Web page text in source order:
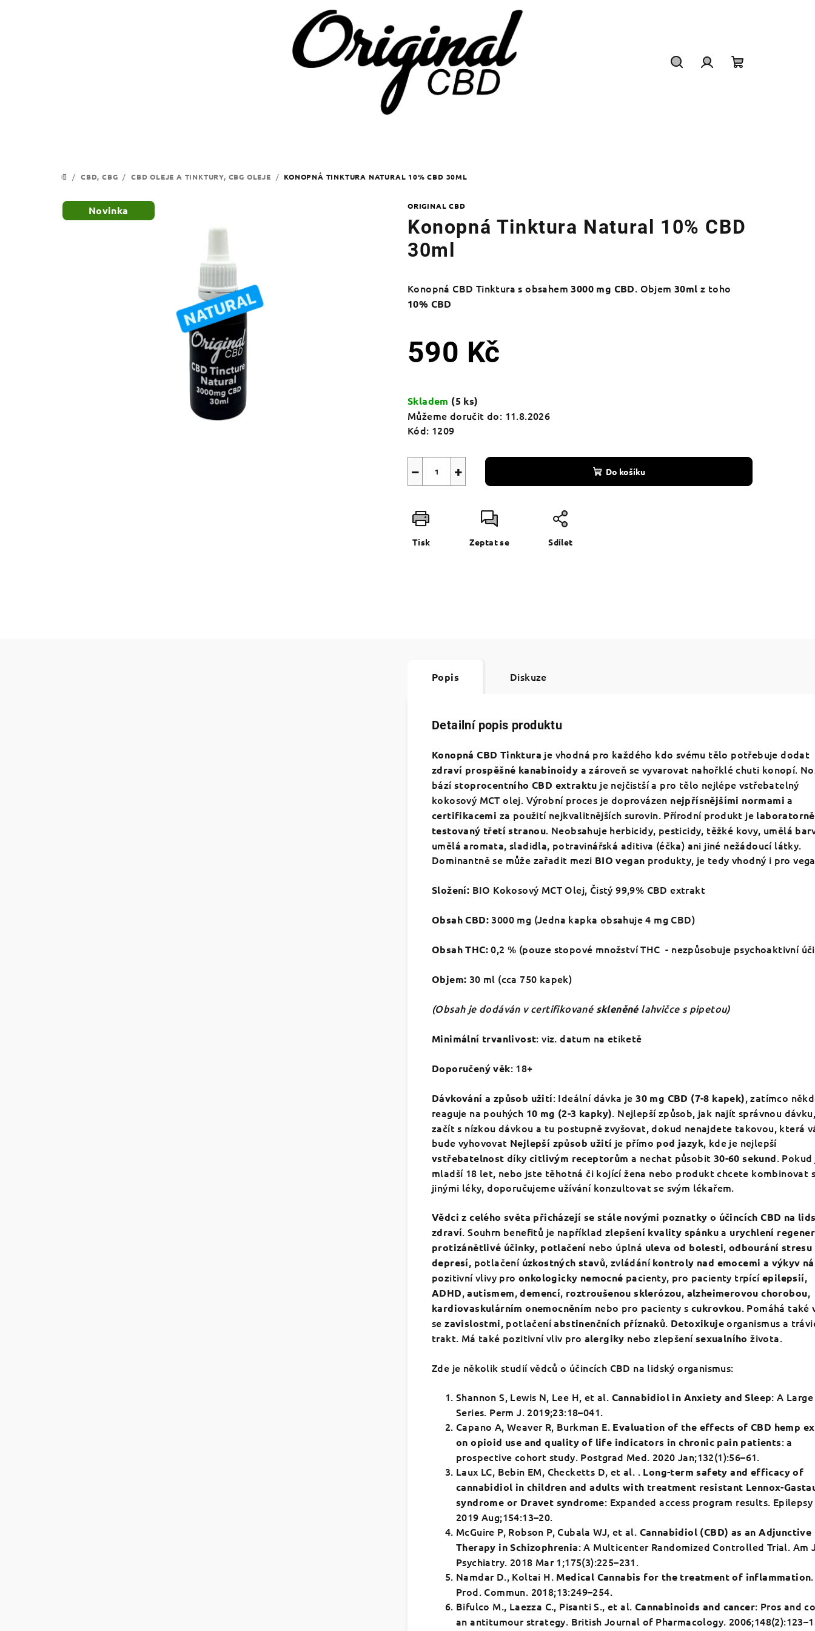
DOMŮ
/ CBD, CBG / CBD OLEJE A TINKTURY, CBG OLEJE / KONOPNÁ TINKTURA NATURAL 10% CBD 30ML
ORIGINAL CBD
Konopná Tinktura Natural 10% CBD
30ml
Konopná CBD Tinktura s obsahem3000 mg CBD. Objem30ml z toho
10% CBD
590 Kč
cena:
Skladem (5 ks)
Můžeme doručit do: 11.8.2026
Kód: 1209
+
− Do košíku
Tisk Zeptat se Sdílet
Novinka
Popis Diskuze
Detailní popis produktu
Konopná CBD Tinktura je vhodná pro každého kdo svému tělo potřebuje dodat
zdraví prospěšné kanabinoidy a zároveň se vyvarovat nahořklé chuti konopí.
bázístoprocentního CBD extraktu je nejčistší a pro tělo nejlépe vstřebatelný
kokosový MCT olej. Výrobní proces je doprovázen nejpřísnějšími normami a
certifikacemi za použití nejkvalitnějších surovin. Přírodní produkt je laboratorně
testovaný třetí stranou. Neobsahuje herbicidy, pesticidy, těžké kovy, umělá
umělá aromata, sladidla, potravinářská aditiva (éčka) ani jiné nežádoucí látky.
Dominantně se může zařadit mezi BIO vegan produkty, je tedy vhodný i pro
Složení: BIO Kokosový MCT Olej, Čistý 99,9% CBD extrakt
Obsah CBD:3000 mg (Jedna kapka obsahuje 4 mg CBD)
Obsah THC:0,2 % (pouze stopové množství THC - nezpůsobuje psychoaktivní
Objem: 30 ml (cca 750 kapek)
(Obsah je dodáván v certifikované skleněnélahvičce s pipetou)
Minimální trvanlivost: viz. datum na etiketě
Doporučený věk: 18+
Dávkování a způsob užití: Ideální dávka je30 mg CBD (7-8 kapek), zatímco
reaguje na pouhých 10 mg (2-3 kapky). Nejlepší způsob, jak najít správnou
začít s nízkou dávkou a tu postupně zvyšovat, dokud nenajdete takovou, která
bude vyhovovat Nejlepší způsob užití je přímo pod jazyk, kde je nejlepší
vstřebatelnost díkycitlivým receptorům a nechat působit 30-60 sekund.
mladší 18 let, nebo jste těhotná či kojící žena nebo produkt chcete kombinovat
jinými léky, doporučujeme užívání konzultovat se svým lékařem.
Vědci z celého světa přicházejí se stále novými poznatky o účincích CBD na
zdraví. Souhrn benefitů je například zlepšení kvality spánkua urychlení
protizánětlivé účinky, potlačení nebo úplná uleva od bolesti, odbourání stresu
depresí, potlačení úzkostných stavů, zvládáníkontroly nad emocemi a výkyv
pozitivní vlivy pro onkologicky nemocné pacienty, pro pacienty trpícíepilepsií,
ADHD,autismem,demencí, roztroušenou sklerózou, alzheimerovou chorobou,
kardiovaskulárním onemocněním nebo pro pacienty scukrovkou. Pomáhá také
sezavislostmi, potlačeníabstinenčních příznaků. Detoxikujeorganismus a
trakt. Má také pozitivní vliv pro alergiky nebo zlepšenísexualního života.
Zde je několik studií vědců o účincích CBD na lidský organismus:
Shannon S, Lewis N, Lee H, et al. Cannabidiol in Anxiety and Sleep: A Large
Series. Perm J. 2019;23:18–041.
Capano A, Weaver R, Burkman E. Evaluation of the effects of CBD hemp
on opioid use and quality of life indicators in chronic pain patients: a
prospective cohort study. Postgrad Med. 2020 Jan;132(1):56–61.
Laux LC, Bebin EM, Checketts D, et al. . Long-term safety and efficacy of
cannabidiol in children and adults with treatment resistant Lennox-
syndrome or Dravet syndrome: Expanded access program results. Epilepsy
2019 Aug;154:13–20.
McGuire P, Robson P, Cubala WJ, et al. Cannabidiol (CBD) as an Adjunctive
Therapy in Schizophrenia: A Multicenter Randomized Controlled Trial. Am
Psychiatry. 2018 Mar 1;175(3):225–231.
Namdar D., Koltai H. Medical Cannabis for the treatment of inflammation
Prod. Commun. 2018;13:249–254.
Bifulco M., Laezza C., Pisanti S., et al. Cannabinoids and cancer: Pros and
an antitumour strategy. British Journal of Pharmacology.